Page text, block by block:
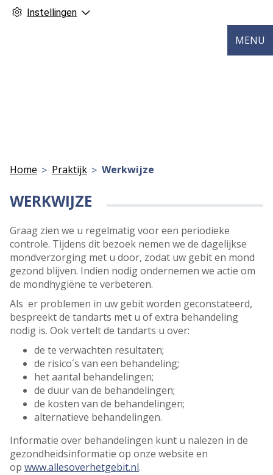
Instellingen
MENU
Home Praktijk Werkwijze
WERKWIJZE
Graag zien we u regelmatig voor een periodieke
controle. Tijdens dit bezoek nemen we de dagelijkse
mondverzorging met u door, zodat uw gebit en mond
gezond blijven. Indien nodig ondernemen we actie om
de mondhygiëne te verbeteren.
Als er problemen in uw gebit worden geconstateerd,
bespreekt de tandarts met u of extra behandeling
nodig is. Ook vertelt de tandarts u over:
de te verwachten resultaten;
de risico´s van een behandeling;
het aantal behandelingen;
de duur van de behandelingen;
de kosten van de behandelingen;
alternatieve behandelingen.
Informatie over behandelingen kunt u nalezen in de
gezondheidsinformatie op onze website en
op www.allesoverhetgebit.nl.